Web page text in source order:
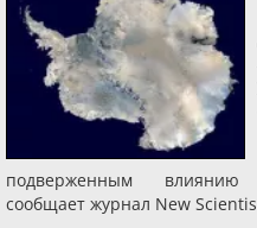
подверженным влиянию
сообщает журнал New